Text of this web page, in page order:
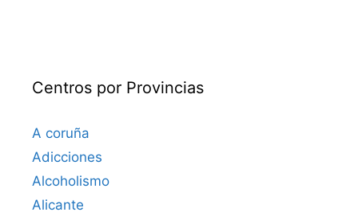
Centros por Provincias
A coruña
Adicciones
Alcoholismo
Alicante